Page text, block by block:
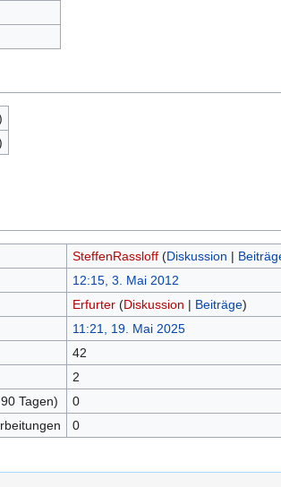
SteffenRassloff (Diskussion |
12:15, 3. Mai 2012
Erfurter (Diskussion | Beiträge)
11:21, 19. Mai 2025
42
2
Tagen)
0
0